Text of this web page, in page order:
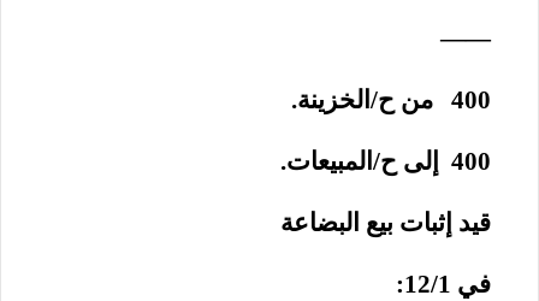
——
400 من ح/الخزينة.
400 إلى ح/المبيعات.
قيد إثبات بيع البضاعة
في 12/1: